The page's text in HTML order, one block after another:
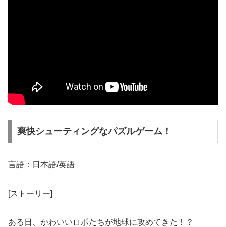
爽快シューティングなパズルゲーム！
言語：日本語/英語
[ストーリー]
ある日、かわいいロボたちが地球に攻めてきた！？